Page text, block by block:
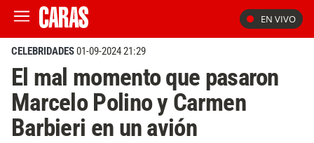
EN VIVO
CELEBRIDADES01-09-2024 21:29
El mal momento que pasaron
Marcelo Polino y Carmen
Barbieri en un avión